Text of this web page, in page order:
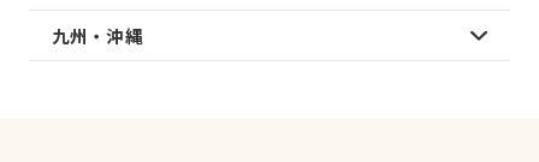
九州・沖縄